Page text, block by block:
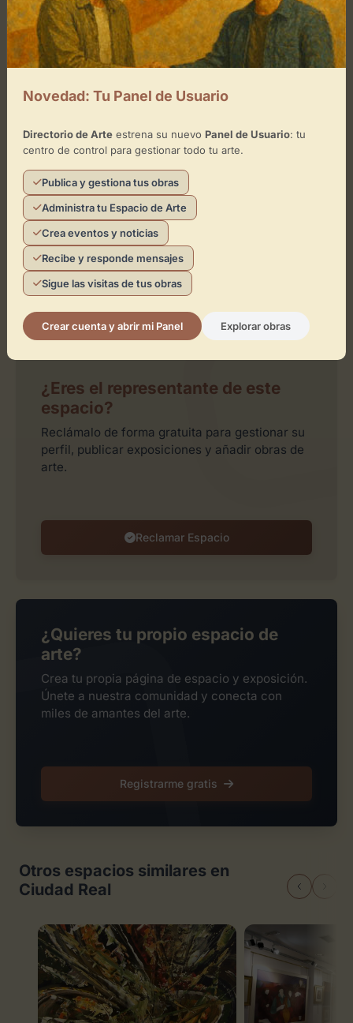
+
−
Leaflet | ©OpenStreetMap contributors
Toca el mapa para interactuar
Activar Mapa
¿Eres el representante de este
espacio?
Reclámalo de forma gratuita para gestionar su
perfil, publicar exposiciones y añadir obras de
arte.
Reclamar Espacio
¿Quieres tu propio espacio de
arte?
Crea tu propia página de espacio y exposición.
Únete a nuestra comunidad y conecta con
miles de amantes del arte.
Registrarme gratis
Otros espacios similares en
Ciudad Real
Novedad: Tu Panel de Usuario
Directorio de Arteestrena su nuevo Panel de Usuario: tu
centro de control para gestionar todo tu arte.
Publica y gestiona tus obras
Administra tu Espacio de Arte
Crea eventos y noticias
Recibe y responde mensajes
Sigue las visitas de tus obras
Crear cuenta y abrir mi Panel Explorar obras